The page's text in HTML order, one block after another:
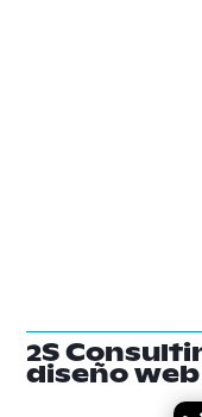
2S
diseño web